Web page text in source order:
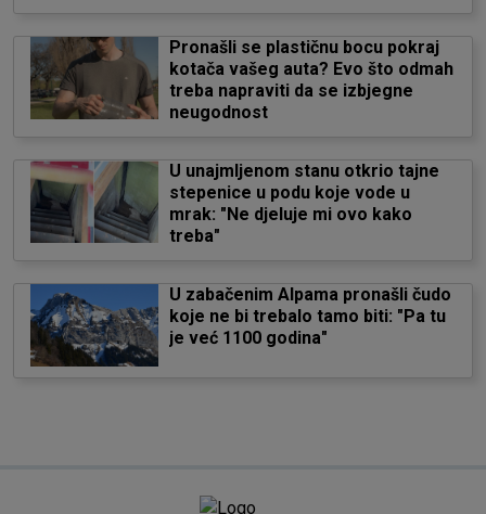
Pronašli se plastičnu bocu pokraj
kotača vašeg auta? Evo što odmah
treba napraviti da se izbjegne
neugodnost
U unajmljenom stanu otkrio tajne
stepenice u podu koje vode u
mrak: "Ne djeluje mi ovo kako
treba"
U zabačenim Alpama pronašli čudo
koje ne bi trebalo tamo biti: "Pa tu
je već 1100 godina"